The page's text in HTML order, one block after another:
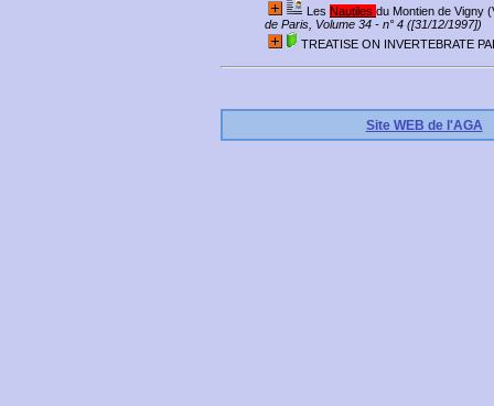
Les Nautiles du Montien de Vigny
de Paris, Volume 34 - n° 4 ([31/12/1997])
TREATISE ON INVERTEBRATE
Site WEB de l'AGA